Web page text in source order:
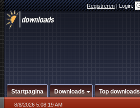
Registreren|Login:
Startpagina Downloads Top downloads
8/8/2026 5:08:19 AM